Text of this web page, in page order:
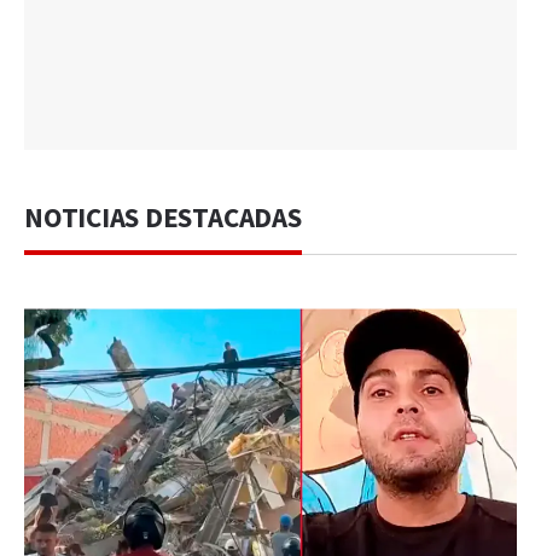
NOTICIAS DESTACADAS